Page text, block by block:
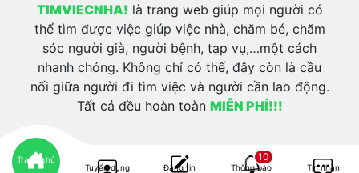
Trang chủ
Tuyển dụng
Đăng tin
10
Thông báo Tin nhắn
TIMVIECNHA! là trang web giúp mọi người có
thể tìm được việc giúp việc nhà, chăm bé, chăm
sóc người già, người bệnh, tạp vụ,…một cách
nhanh chóng. Không chỉ có thế, đây còn là cầu
nối giữa người đi tìm việc và người cần lao động.
Tất cả đều hoàn toàn MIỄN PHÍ!!!